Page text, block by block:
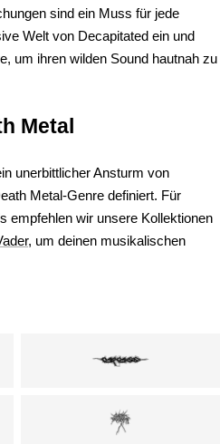
sind ein Muss für jede
Welt von Decapitated ein und
um ihren wilden Sound hautnah zu
Metal
unerbittlicher Ansturm von
Metal-Genre definiert. Für
empfehlen wir unsere Kollektionen
, um deinen musikalischen